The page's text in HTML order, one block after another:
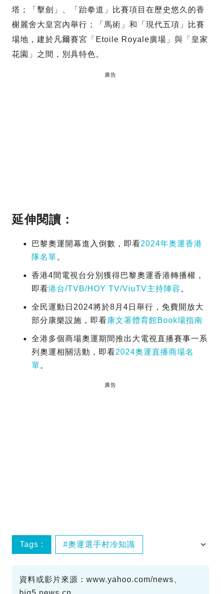
塔；「擊劍」、「跆拳道」比賽項目在歷史悠久的香
榭麗舍大皇宮內舉行；「馬術」和「現代五項」比賽
場地，建於凡爾賽宮「Etoile Royale廣場」與「皇家
花園」之間，別具特色。
廣告
延伸閱讀：
巴黎奧運開幕進入倒數，即看2024年奥運香港
隊名單。
香港4間電視台分別獲得巴黎奧運香港轉播權，
即看港台/TVB/HOY TV/ViuTV主持陣容 。
全民運動日2024將於8月4日舉行，免費開放大
部分康樂設施，即看康文署體育館Book場指南
全港多個商場奧運期間推出大電視直播賽事一系
列奧運相關活動，即看2024奧運直播商場名
單。
廣告
Tags : 奧運選手村冷知識
資料或影片來源：www.yahoo.com/news、